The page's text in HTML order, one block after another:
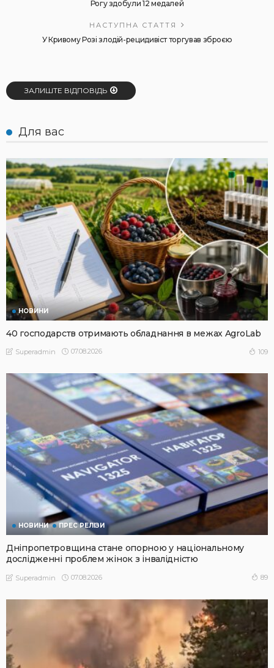
Рогу здобули 12 медалей
НАСТУПНА СТАТТЯ
У Кривому Розі злодій-рецидивіст торгував зброєю
ЗАЛИШТЕ ВІДПОВІДЬ
Для вас
НОВИНИ
40 господарств отримають обладнання в межах AgroLab
Superadmin 07.08.2026 109
НОВИНИ ПРЕС РЕЛІЗИ
Дніпропетровщина стане опорною у національному
дослідженні проблем жінок з інвалідністю
Superadmin 07.08.2026 89